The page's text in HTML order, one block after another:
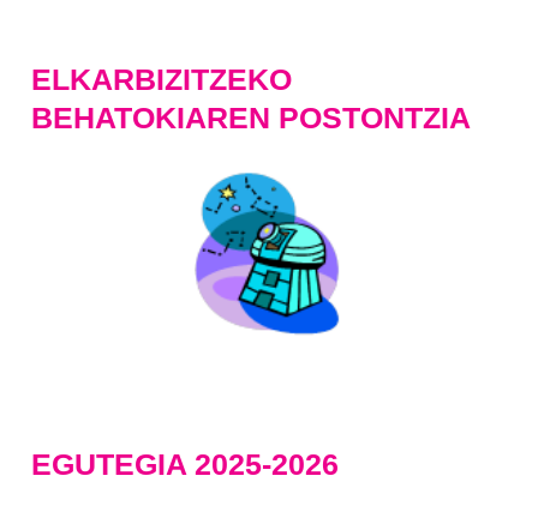
ELKARBIZITZEKO
BEHATOKIAREN POSTONTZIA
EGUTEGIA 2025-2026